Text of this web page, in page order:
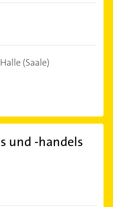
(Saale)
und -handels